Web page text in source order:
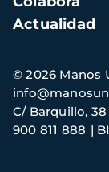
Actualidad
Información
de
contacto
© 2026 Manos
C/ Barquillo,
900 811 888